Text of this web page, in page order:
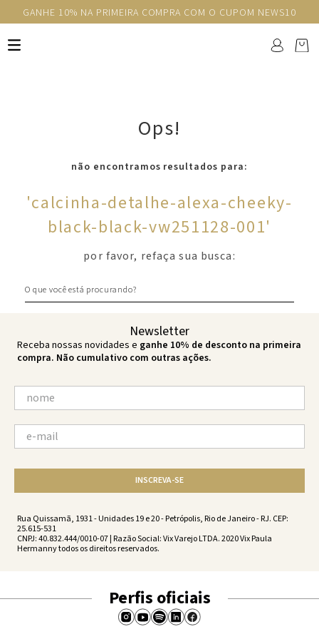
GANHE 10% NA PRIMEIRA COMPRA COM O CUPOM NEWS10
Ops!
não encontramos resultados para:
'calcinha-detalhe-alexa-cheeky-
black-black-vw251128-001'
por favor, refaça sua busca:
Newsletter
Receba nossas novidades e ganhe 10% de desconto na primeira
compra. Não cumulativo com outras ações.
INSCREVA-SE
Rua Quissamã, 1931 - Unidades 19 e 20 - Petrópolis, Rio de Janeiro - RJ. CEP:
25.615-531
CNPJ: 40.832.444/0010-07 | Razão Social: Vix Varejo LTDA. 2020 Vix Paula
Hermanny todos os direitos reservados.
Perfis oficiais